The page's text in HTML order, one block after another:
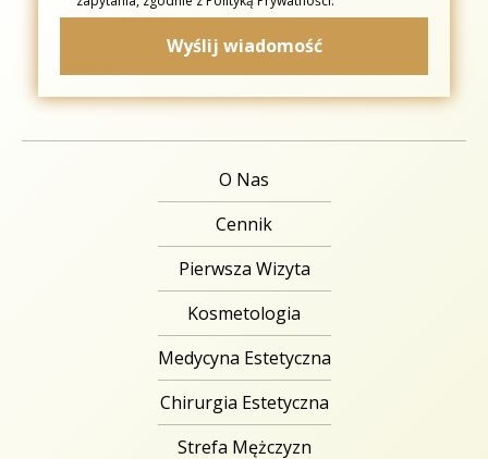
O Nas
Cennik
Pierwsza Wizyta
Kosmetologia
Medycyna Estetyczna
Chirurgia Estetyczna
Strefa Mężczyzn